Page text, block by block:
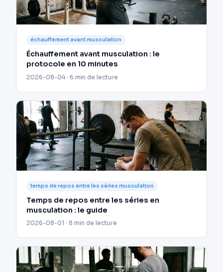
échauffement avant musculation
Échauffement avant musculation : le
protocole en 10 minutes
2026-08-04 · 6 min de lecture
temps de repos entre les séries musculation
Temps de repos entre les séries en
musculation : le guide
2026-08-01 · 8 min de lecture